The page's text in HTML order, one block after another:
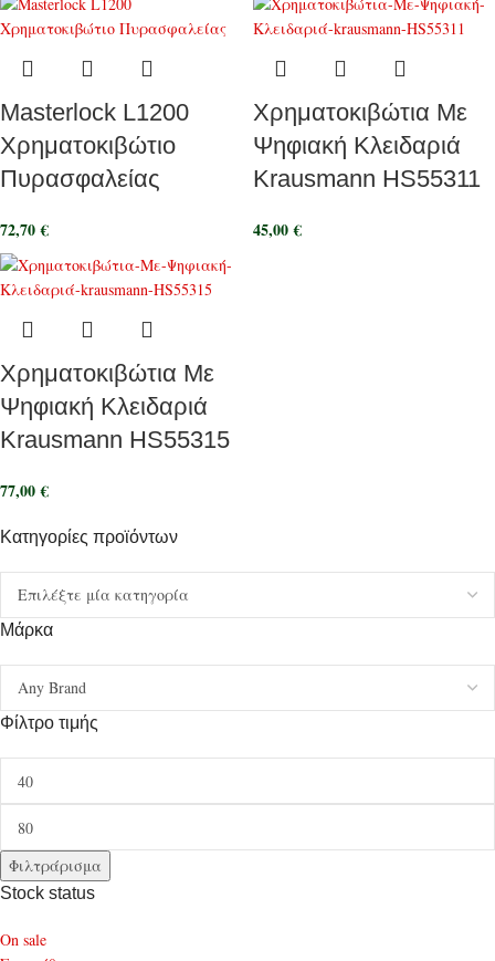
Κατηγορίες προϊόντων
Μάρκα
Φίλτρο τιμής
Φιλτράρισμα
Stock status
On sale
Masterlock L1200
Χρηματοκιβώτιο
Πυρασφαλείας
72,70€
Χρηματοκιβώτια Με
Ψηφιακή Κλειδαριά
Krausmann HS55311
45,00€
Χρηματοκιβώτια Με
Ψηφιακή Κλειδαριά
Krausmann HS55315
77,00€